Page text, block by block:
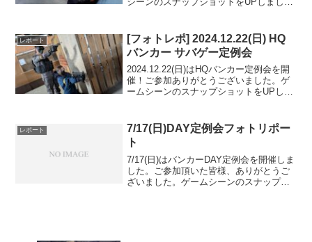
バムをみる
レポート
[フォトレポ] 2024.12.22(日) HQ
バンカー サバゲー定例会
2024.12.22(日)はHQバンカー定例会を開
催！ご参加ありがとうございました。ゲ
ームシーンのスナップショットをUPしま
フォトアルバムをみる
レポート
7/17(日)DAY定例会フォトリポー
ト
7/17(日)はバンカーDAY定例会を開催しま
した。ご参加頂いた皆様、ありがとうご
ざいました。ゲームシーンのスナップシ